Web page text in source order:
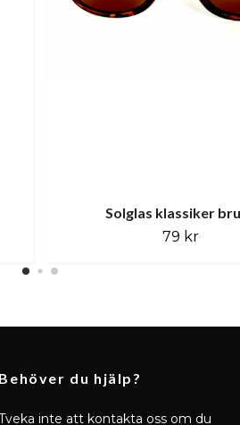
Solglas klassiker
79 kr
Behöver du hjälp?
inte att kontakta oss om du